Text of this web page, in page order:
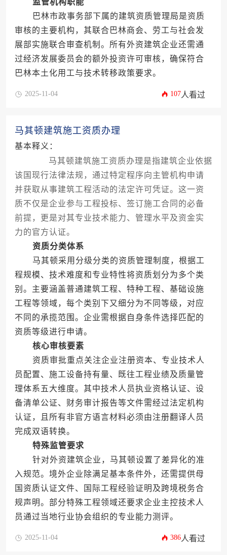
监管机构职能
巴林市政事务部下属的建筑资质管理局是资质
审核的主要机构，其联合巴林商会、劳工与社会发
展部实施联合审查机制。所有外资建筑企业还需通
过经济发展委员会的额外投资许可审核，确保符合
巴林本土化用工与技术转移政策要求。
2025-11-04 107人看过
马其顿建筑施工资质办理
基本释义：
马其顿建筑施工资质办理是指建筑企业依据
该国现行法律法规，通过特定程序向主管机构申请
并获取从事建筑工程活动的法定许可凭证。这一资
质不仅是企业参与工程投标、签订施工合同的必备
前提，更是对其专业技术能力、管理水平及资金实
力的官方认证。
资质分类体系
马其顿采用分级分类的资质管理制度，根据工
程规模、技术难度和专业特性将资质划分为多个类
别。主要涵盖普通建筑工程、特种工程、基础设施
工程等领域，每个类别下又细分为不同等级，对应
不同的承揽范围。企业需根据自身条件选择匹配的
资质等级进行申请。
核心审核要素
资质审批重点关注企业注册资本、专业技术人
员配置、施工设备持有量、既往工程业绩及质量管
理体系五大维度。其中技术人员执业资格认证、设
备清单公证、财务审计报告等文件需经过法定机构
认证，且所有非官方语言材料必须由注册翻译人员
完成双语转换。
特殊监管要求
针对外资建筑企业，马其顿设置了差异化的准
入规范。境外企业除满足基本条件外，还需提供母
国资质认证文件、国际工程经验证明及跨境税务合
规声明。部分特殊工程领域还要求企业主控技术人
员通过当地行业协会组织的专业能力测评。
2025-11-04 386人看过